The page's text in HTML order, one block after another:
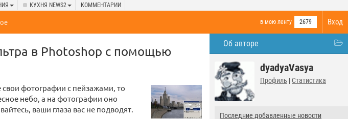
КУХНЯ NEWS2 КОММЕНТАРИИ
Вход
в мою ленту 2679
Об авторе
dyadyaVasya
Профиль | Статистика
Последние добавленные новости
в Photoshop с помощью
свои фотографии с пейзажами, то
небо, а на фотографии оно
ваши глаза вас не подводят.